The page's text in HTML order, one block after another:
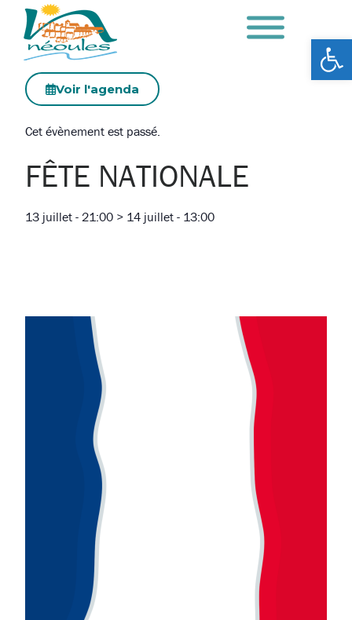
Voir l'agenda
Cet évènement est passé.
FÊTE NATIONALE
13 juillet -21:00 > 14 juillet - 13:00